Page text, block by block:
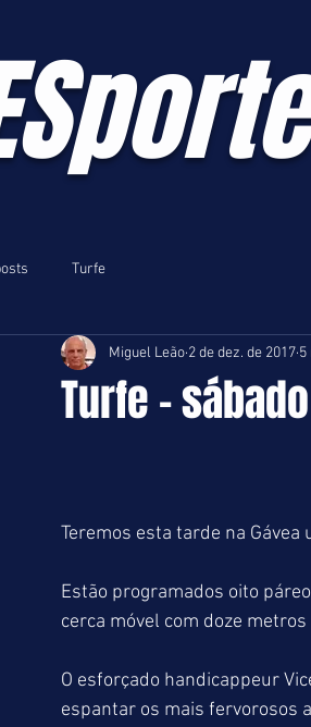
Turfe
Turfe -
Miguel Leão 2 de dez. de 2017 5
Teremos esta tarde na
Estão programados oito
cerca móvel com doze
O esforçado handicappeur
espantar os mais fervorosos